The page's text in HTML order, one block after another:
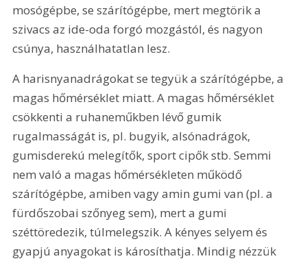
mosógépbe, se szárítógépbe, mert megtörik a
szivacs az ide-oda forgó mozgástól, és nagyon
csúnya, használhatatlan lesz.
A harisnyanadrágokat se tegyük a szárítógépbe, a
magas hőmérséklet miatt. A magas hőmérséklet
csökkenti a ruhaneműkben lévő gumik
rugalmasságát is, pl. bugyik, alsónadrágok,
gumisderekú melegítők, sport cipők stb. Semmi
nem való a magas hőmérsékleten működő
szárítógépbe, amiben vagy amin gumi van (pl. a
fürdőszobai szőnyeg sem), mert a gumi
széttöredezik, túlmelegszik. A kényes selyem és
gyapjú anyagokat is károsíthatja. Mindig nézzük